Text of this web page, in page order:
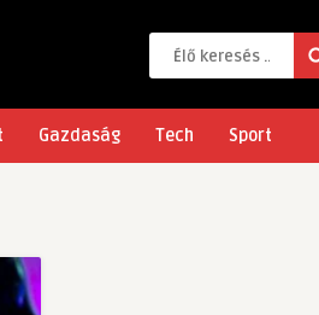
Gazdaság Tech Sport